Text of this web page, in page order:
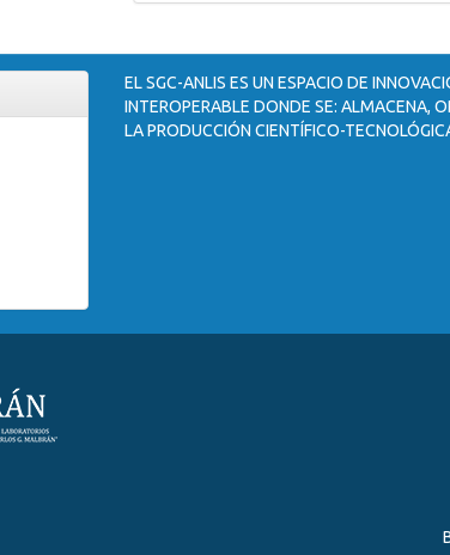
EL SGC-ANLIS ES UN ESPACIO DE
INTEROPERABLE DONDE SE: ALMACENA,
LA PRODUCCIÓN CIENTÍFICO-